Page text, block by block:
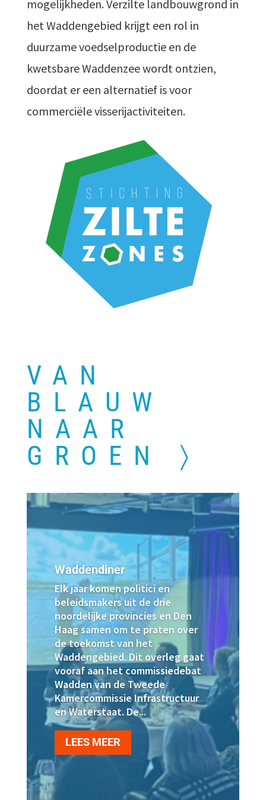
mogelijkheden. Verzilte landbouwgrond in
het Waddengebied krijgt een rol in
duurzame voedselproductie en de
kwetsbare Waddenzee wordt ontzien,
doordat er een alternatief is voor
commerciële visserijactiviteiten.
VAN
BLAUW
NAAR
GROEN 〉
Waddendiner
Elk jaar komen politici en
beleidsmakers uit de drie
noordelijke provincies en Den
Haag samen om te praten over
de toekomst van het
Waddengebied. Dit overleg gaat
vooraf aan het commissiedebat
Wadden van de Tweede
Kamercommissie Infrastructuur
en Waterstaat. De...
LEES MEER